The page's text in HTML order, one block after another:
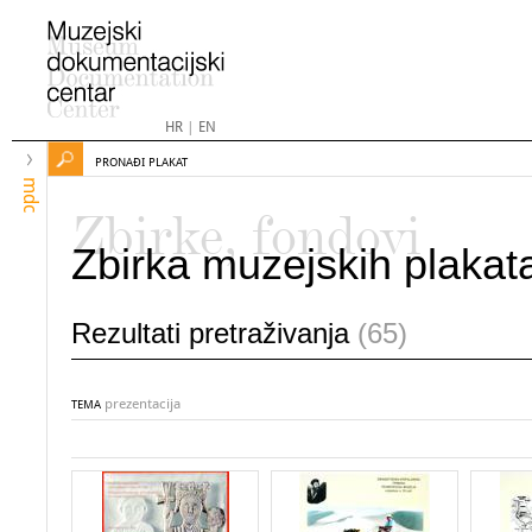
HR| EN
mdc
PRONAĐI PLAKAT
Zbirke, fondovi
Zbirka muzejskih
Rezultati pretraživanja (65)
TEMA prezentacija